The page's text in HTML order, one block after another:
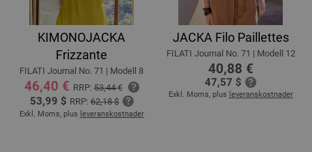
KIMONOJACKA
Frizzante
FILATI Journal No. 71 | Modell 8
46,40 € RRP:53,44 €
53,99 $ RRP:62,18 $
Exkl. Moms, plus leveranskostnader
JACKA Filo Paillettes
FILATI Journal No. 71 | Modell 12
40,88 €
47,57 $
Exkl. Moms, plus leveranskostnader